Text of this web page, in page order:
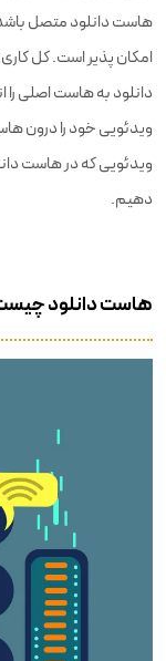
هاست دانلود متصل
امکان پذیر است. کل
دانلود به هاست اصلی
ویدئویی خود را درون
ویدئویی که در هاست
دهیم.
هاست دانلود چیست